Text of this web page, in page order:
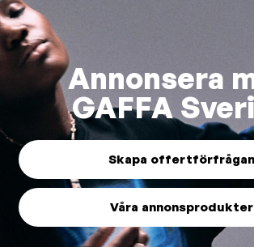
Annonsera
GAFFA
Skapa offertförfrågan
Våra annonsprodukter